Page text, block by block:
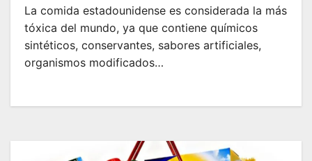
La comida estadounidense es considerada la más
tóxica del mundo, ya que contiene químicos
sintéticos, conservantes, sabores artificiales,
organismos modificados…